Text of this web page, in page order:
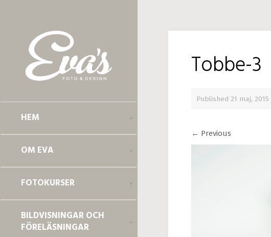
HEM
OM EVA
FOTOKURSER
BILDVISNINGAR OCH
FÖRELÄSNINGAR
Tobbe-3
Published 21 maj, 2015
← Previous